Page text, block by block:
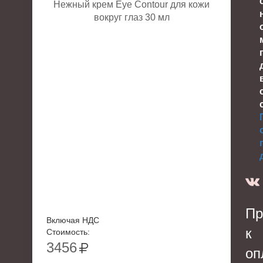
Нежный крем Eye Contour для кожи
вокруг глаз 30 мл
Включая НДС
Стоимость:
3456
к